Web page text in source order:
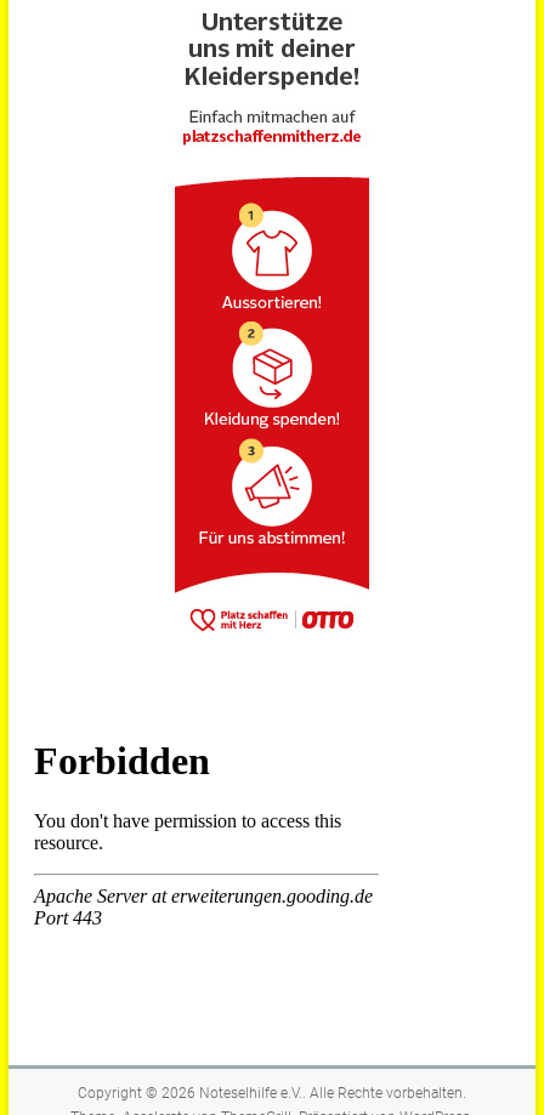
Copyright © 2026 Noteselhilfe e.V.. Alle Rechte vorbehalten.